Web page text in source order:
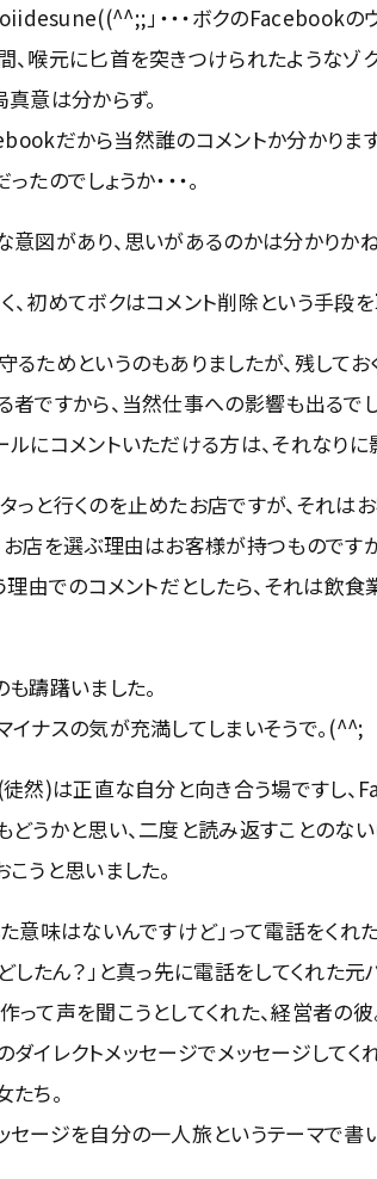
」・・・ボクのFacebookの
、喉元に匕首を突きつけられたようなゾ
真意は分からず。
だから当然誰のコメントか分かりま
たのでしょうか・・・。
意図があり、思いがあるのかは分かりかね
、初めてボクはコメント削除という手段
るためというのもありましたが、残して
者ですから、当然仕事への影響も出るでし
ルにコメントいただける方は、それなり
っと行くのを止めたお店ですが、それ
お店を選ぶ理由はお客様が持つものです
理由でのコメントだとしたら、それは飲
も躊躇いました。
イナスの気が充満してしまいそうで。(^^;
然)は正直な自分と向き合う場ですし
どうかと思い、二度と読み返すことの
こうと思いました。
た意味はないんですけど」って電話をくれ
どしたん？」と真っ先に電話をしてくれた元
って声を聞こうとしてくれた、経営者の彼
イレクトメッセージでメッセージしてく
たち。
セージを自分の一人旅というテーマで書
採
制